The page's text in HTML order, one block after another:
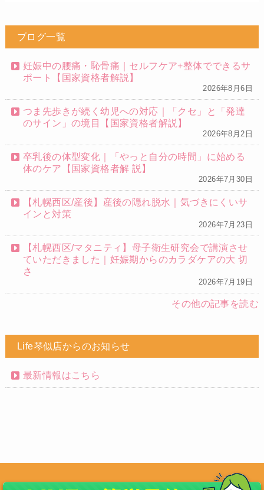
ブログ一覧
妊娠中の腰痛・恥骨痛｜セルフケア+整体でできるサ
ポート【国家資格者解説】
2026年8月6日
つま先歩きが続く幼児への対応｜「クセ」と「発達
のサイン」の境目【国家資格者解説】
2026年8月2日
卒乳後の体型変化｜「やっと自分の時間」に始める
体のケア【国家資格者解 説】
2026年7月30日
【札幌西区/産後】産後の隠れ脱水｜気づきにくいサ
インと対策
2026年7月23日
【札幌西区/マタニティ】母子衛生研究会で講演させ
ていただきました｜妊娠期からのカラダケアの大 切
さ
2026年7月19日
その他の記事を読む
Life琴似店からのお知らせ
最新情報はこちら